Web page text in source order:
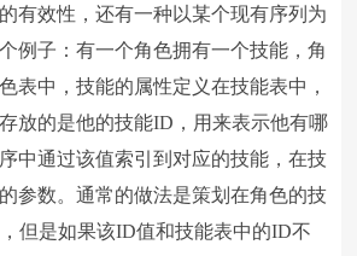
有效性，还有一种以某个现有序列为
例子：有一个角色拥有一个技能，角
表中，技能的属性定义在技能表中，
放的是他的技能ID，用来表示他有哪
中通过该值索引到对应的技能，在技
参数。通常的做法是策划在角色的技
但是如果该ID值和技能表中的ID不